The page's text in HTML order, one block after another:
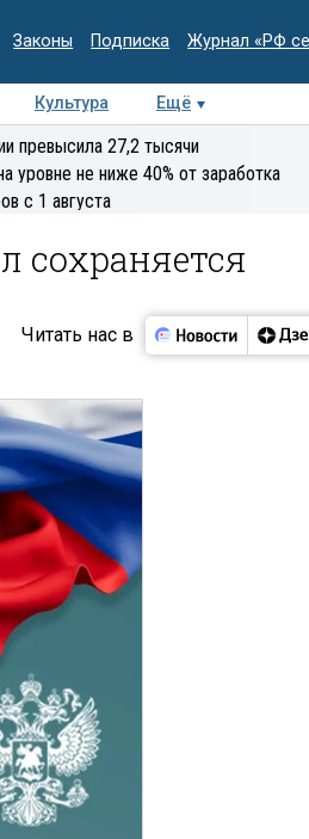
Законы Подписка Журнал «РФ
Культура Ещё
Колумнисты
превысила 27,2 тысячи
уровне не ниже 40% от заработка
с 1 августа
сохраняется
Читать нас в